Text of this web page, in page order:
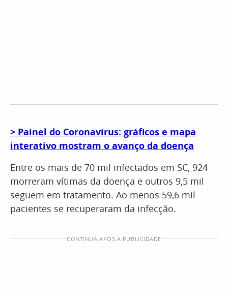
> Painel do Coronavírus: gráficos e mapa
interativo mostram o avanço da doença
Entre os mais de 70 mil infectados em SC, 924
morreram vítimas da doença e outros 9,5 mil
seguem em tratamento. Ao menos 59,6 mil
pacientes se recuperaram da infecção.
CONTINUA APÓS A PUBLICIDADE